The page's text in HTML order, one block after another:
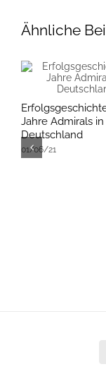
Ähnliche
Jahre Admirals in
Deutschland
01/06/21